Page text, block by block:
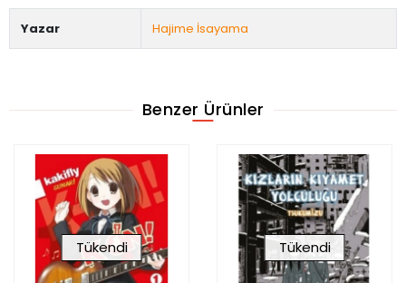
Yazar Hajime İsayama
Benzer Ürünler
Tükendi Tükendi